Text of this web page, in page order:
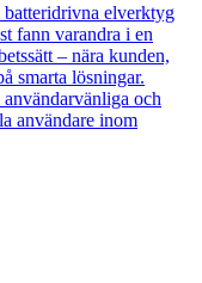
elverktyg
fann varandra i en
– nära kunden,
smarta lösningar.
och
användare inom